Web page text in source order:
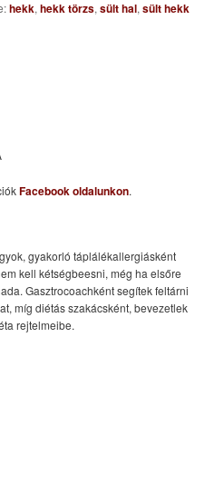
hekk,hekk törzs,sült hal,sült hekk
Facebook oldalunkon.
gyakorló táplálékallergiásként
kell kétségbeesni, még ha elsőre
Gasztrocoachként segítek feltárni
míg diétás szakácsként, bevezetlek
rejtelmeibe.